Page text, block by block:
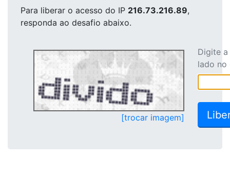
Para liberar o acesso do IP 216.73.216.89,
responda ao desafio abaixo.
[trocar imagem]
Digite
lado no